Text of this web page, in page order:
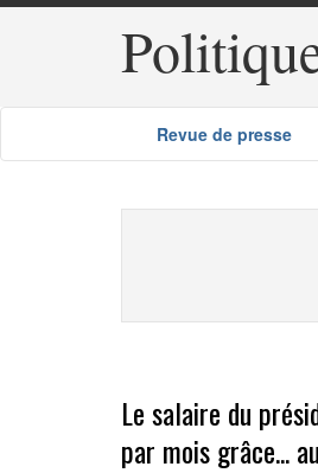
Revue de presse
Le salaire du
par mois grâce...